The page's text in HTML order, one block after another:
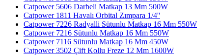
Catpower 5606 Darbeli Matkap 13 Mm 500W
Catpower 1811 Havalı Orbital Zımpara 1/4''
Catpower 7226 Radyalli Sütunlu Matkap 16 Mm 550W
Catpower 7216 Sütunlu Matkap 16 Mm 550W
Catpower 7116 Sütunlu Matkap 16 Mm 450W
Catpower 3502 Çift Kollu Freze 12 Mm 1600W